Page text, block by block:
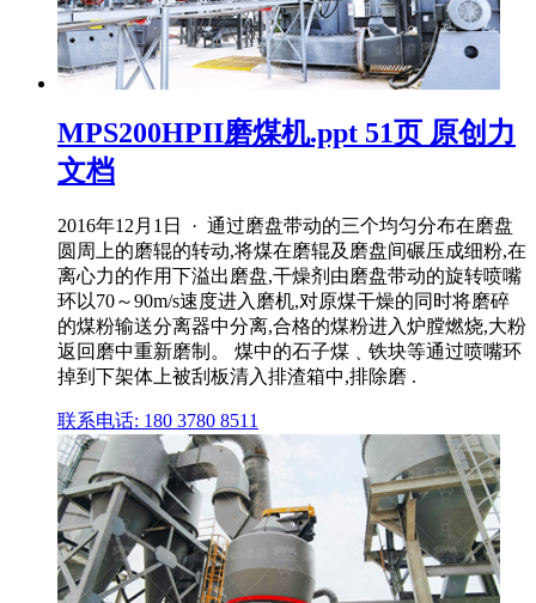
MPS200HPII磨煤机.ppt 51页 原创力
文档
2016年12月1日 · 通过磨盘带动的三个均匀分布在磨盘
圆周上的磨辊的转动,将煤在磨辊及磨盘间碾压成细粉,在
离心力的作用下溢出磨盘,干燥剂由磨盘带动的旋转喷嘴
环以70～90m/s速度进入磨机,对原煤干燥的同时将磨碎
的煤粉输送分离器中分离,合格的煤粉进入炉膛燃烧,大粉
返回磨中重新磨制。 煤中的石子煤﹑铁块等通过喷嘴环
掉到下架体上被刮板清入排渣箱中,排除磨 .
联系电话: 180 3780 8511